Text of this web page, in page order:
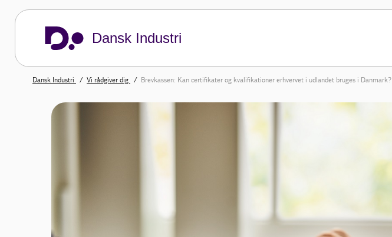
Dansk Industri
Dansk Industri Vi rådgiver dig Brevkassen: Kan certifikater og kvalifikationer erhvervet i udlandet bruges i Danmark?